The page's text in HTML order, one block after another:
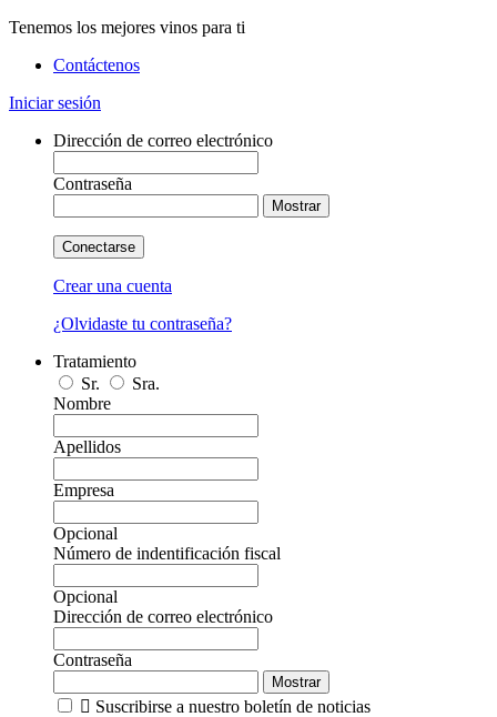
Tenemos los mejores vinos para ti
Contáctenos
Iniciar sesión
Dirección de correo electrónico
Contraseña
Mostrar
Conectarse
Crear una cuenta
¿Olvidaste tu contraseña?
Tratamiento
Sr.
Sra.
Nombre
Apellidos
Empresa
Opcional
Número de indentificación fiscal
Opcional
Dirección de correo electrónico
Contraseña
Mostrar
 Suscribirse a nuestro boletín de noticias